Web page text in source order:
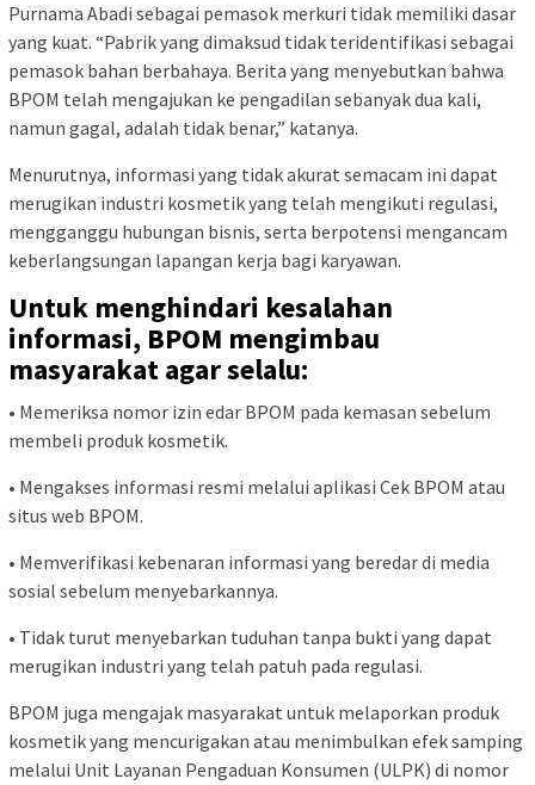
Purnama Abadi sebagai pemasok merkuri tidak memiliki dasar
yang kuat. “Pabrik yang dimaksud tidak teridentifikasi sebagai
pemasok bahan berbahaya. Berita yang menyebutkan bahwa
BPOM telah mengajukan ke pengadilan sebanyak dua kali,
namun gagal, adalah tidak benar,” katanya.
Menurutnya, informasi yang tidak akurat semacam ini dapat
merugikan industri kosmetik yang telah mengikuti regulasi,
mengganggu hubungan bisnis, serta berpotensi mengancam
keberlangsungan lapangan kerja bagi karyawan.
Untuk menghindari kesalahan
informasi, BPOM mengimbau
masyarakat agar selalu:
• Memeriksa nomor izin edar BPOM pada kemasan sebelum
membeli produk kosmetik.
• Mengakses informasi resmi melalui aplikasi Cek BPOM atau
situs web BPOM.
• Memverifikasi kebenaran informasi yang beredar di media
sosial sebelum menyebarkannya.
• Tidak turut menyebarkan tuduhan tanpa bukti yang dapat
merugikan industri yang telah patuh pada regulasi.
BPOM juga mengajak masyarakat untuk melaporkan produk
kosmetik yang mencurigakan atau menimbulkan efek samping
melalui Unit Layanan Pengaduan Konsumen (ULPK) di nomor